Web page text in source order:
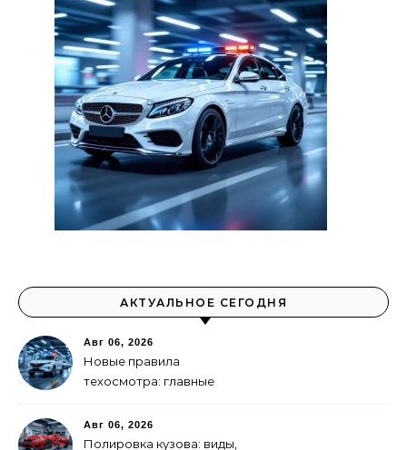
АКТУАЛЬНОЕ СЕГОДНЯ
Авг 06, 2026
Новые правила
техосмотра: главные
Авг 06, 2026
Полировка кузова: виды,